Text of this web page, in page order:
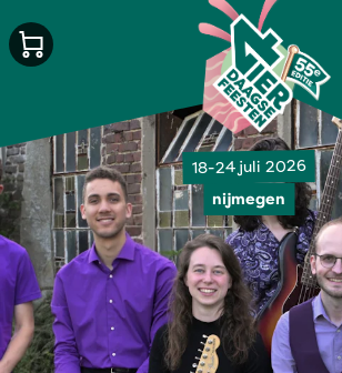
18-24 juli 2026
nijmegen